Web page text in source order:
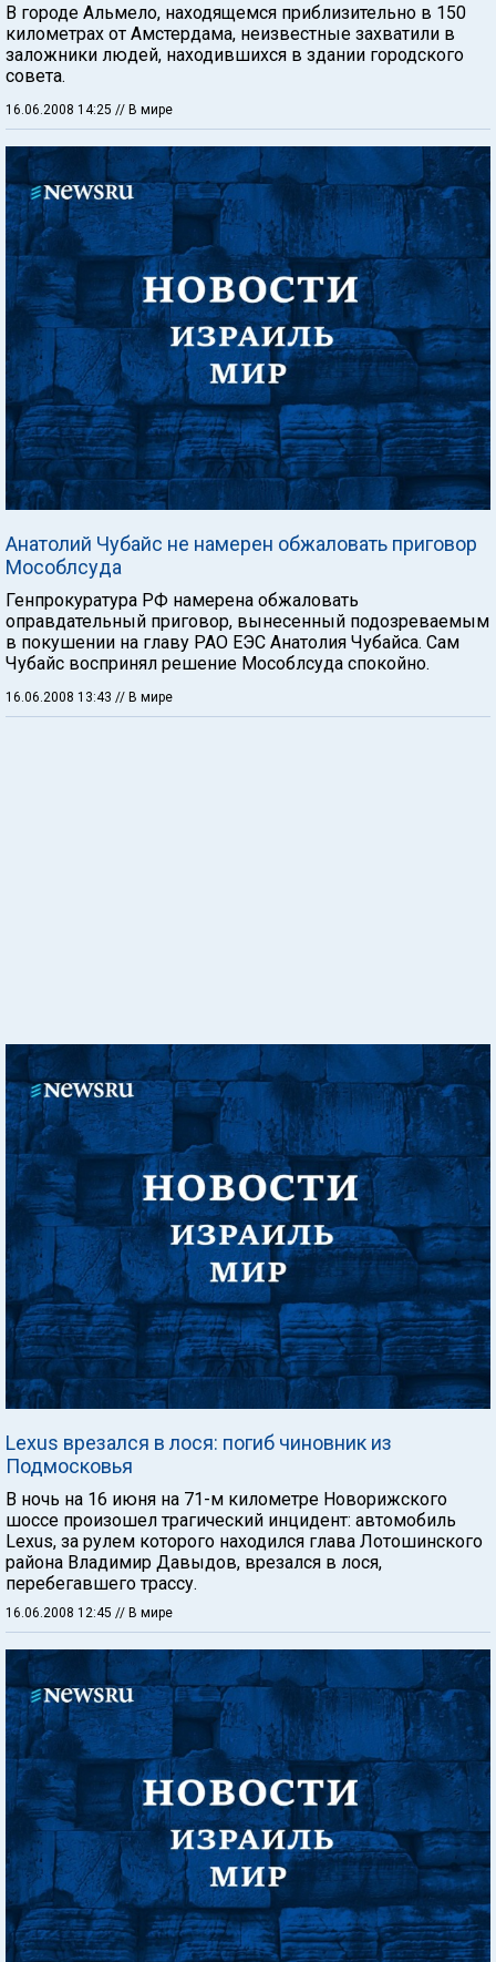
В городе Альмело, находящемся приблизительно в 150
километрах от Амстердама, неизвестные захватили в
заложники людей, находившихся в здании городского
совета.
16.06.2008 14:25 // В мире
Анатолий Чубайс не намерен обжаловать приговор
Мособлсуда
Генпрокуратура РФ намерена обжаловать
оправдательный приговор, вынесенный подозреваемым
в покушении на главу РАО ЕЭС Анатолия Чубайса. Сам
Чубайс воспринял решение Мособлсуда спокойно.
16.06.2008 13:43 // В мире
Lexus врезался в лося: погиб чиновник из
Подмосковья
В ночь на 16 июня на 71-м километре Новорижского
шоссе произошел трагический инцидент: автомобиль
Lexus, за рулем которого находился глава Лотошинского
района Владимир Давыдов, врезался в лося,
перебегавшего трассу.
16.06.2008 12:45 // В мире